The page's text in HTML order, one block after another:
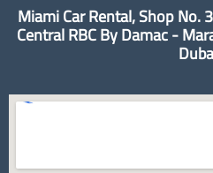
Miami Car Rental, Shop No.
Central RBC By Damac -